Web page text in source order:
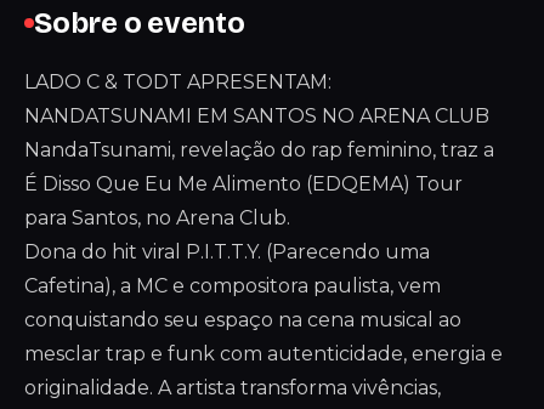
Sobre o evento
LADO C & TODT APRESENTAM:
NANDATSUNAMI EM SANTOS NO ARENA CLUB
NandaTsunami, revelação do rap feminino, traz a
É Disso Que Eu Me Alimento (EDQEMA) Tour
para Santos, no Arena Club.
Dona do hit viral P.I.T.T.Y. (Parecendo uma
Cafetina), a MC e compositora paulista, vem
conquistando seu espaço na cena musical ao
mesclar trap e funk com autenticidade, energia e
originalidade. A artista transforma vivências,